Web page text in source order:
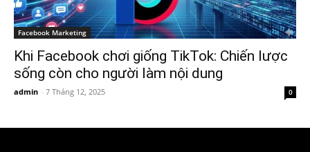
Facebook Marketing
Khi Facebook chơi giống TikTok: Chiến lược
sống còn cho người làm nội dung
admin - 7 Tháng 12, 2025 0